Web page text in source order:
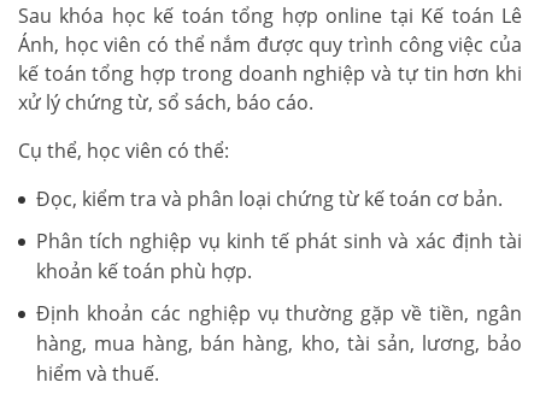
Sau khóa học kế toán tổng hợp online tại Kế toán Lê
Ánh, học viên có thể nắm được quy trình công việc của
kế toán tổng hợp trong doanh nghiệp và tự tin hơn khi
xử lý chứng từ, sổ sách, báo cáo.
Cụ thể, học viên có thể:
Đọc, kiểm tra và phân loại chứng từ kế toán cơ bản.
Phân tích nghiệp vụ kinh tế phát sinh và xác định tài
khoản kế toán phù hợp.
Định khoản các nghiệp vụ thường gặp về tiền, ngân
hàng, mua hàng, bán hàng, kho, tài sản, lương, bảo
hiểm và thuế.